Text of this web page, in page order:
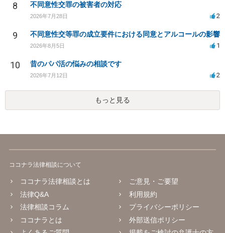
8 不同意性交罪の被害者の対応
2026年7月28日 2
9 不同意性交等罪の成立要件における同意とアルコールの影響
2026年8月5日 1
10 昔のパパ活の悩みの相談です
2026年7月12日 2
もっと見る
ココナラ法律相談について
ココナラ法律相談とは
法律Q&A
法律相談コラム
ココナラとは
ご意見・ご要望
利用規約
プライバシーポリシー
外部送信ポリシー